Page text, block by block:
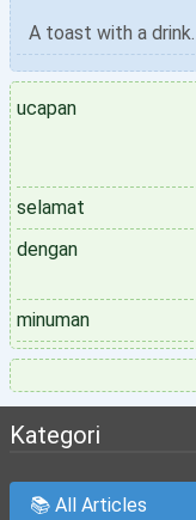
A toast with a drink.
ucapan
selamat
dengan
minuman
Kategori
📚 All Articles